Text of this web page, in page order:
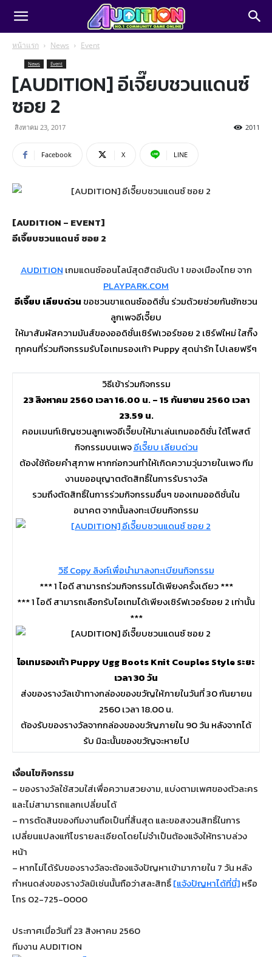
หน้าแรก News Event
News Event
[AUDITION] อีเจี๊ยบชวนแดนซ์
ซอย 2
สิงหาคม 23, 2017 2011
Facebook X LINE
[AUDITION – EVENT]
อีเจี๊ยบชวนแดนซ์ ซอย 2
AUDITION เกมแดนซ์ออนไลน์สุดฮิตอันดับ 1 ของเมืองไทย จาก
PLAYPARK.COM
อีเจี๊ยบ เลียบด่วนขอชวนขาแดนซ์ออดิชั่น ร่วมด้วยช่วยกันชักชวน
ลูกเพจอีเจี๊ยบ
ให้มาสัมผัสความมันส์ของออดิชั่นเซิร์ฟเวอร์ซอย 2 เซิร์ฟใหม่ ใสกิ๊ง
ทุกคนที่ร่วมกิจกรรมรับไอเทมรองเท้า Puppy สุดน่ารัก ไปเลยฟรีๆ
วิธีเข้าร่วมกิจกรรม
23 สิงหาคม 2560 เวลา 16.00 น. – 15 กันยายน 2560 เวลา
23.59 น.
คอมเมนท์เชิญชวนลูกเพจอีเจี๊ยบให้มาเล่นเกมออดิชั่น ใต้โพสต์
กิจกรรมบนเพจอีเจี๊ยบ เลียบด่วน
ต้องใช้ถ้อยคำสุภาพ หากก่อกวนทำให้เกิดความวุ่นวายในเพจ ทีม
งานขออนุญาตตัดสิทธิ์ในการรับรางวัล
รวมถึงตัดสิทธิ์ในการร่วมกิจกรรมอื่นๆ ของเกมออดิชั่นใน
อนาคต จากนั้นลงทะเบียนกิจกรรม
วิธี Copy ลิงค์เพื่อนำมาลงทะเบียนกิจกรรม
*** 1 ไอดี สามารถร่วมกิจกรรมได้เพียงครั้งเดียว ***
*** 1 ไอดี สามารถเลือกรับไอเทมได้เพียงเซิร์ฟเวอร์ซอย 2 เท่านั้น
***
ไอเทมรองเท้า Puppy Ugg Boots Knit Couples Style ระยะ
เวลา 30 วัน
ส่งของรางวัลเข้าทางกล่องของขวัญให้ภายในวันที่ 30 กันยายน
2560 เวลา 18.00 น.
ต้องรับของรางวัลจากกล่องของขวัญภายใน 90 วัน หลังจากได้
รับ มิฉะนั้นของขวัญจะหายไป
เงื่อนไขกิจกรรม
– ของรางวัลใช้สวมใส่เพื่อความสวยงาม, แบ่งตามเพศของตัวละคร
และไม่สามารถแลกเปลี่ยนได้
– การตัดสินของทีมงานถือเป็นที่สิ้นสุด และขอสงวนสิทธิ์ในการ
เปลี่ยนแปลงแก้ไขรายละเอียดโดยไม่จำเป็นต้องแจ้งให้ทราบล่วง
หน้า
– หากไม่ได้รับของรางวัลจะต้องแจ้งปัญหาเข้ามาภายใน 7 วัน หลัง
กำหนดส่งของรางวัลมิเช่นนั้นถือว่าสละสิทธิ์[แจ้งปัญหาได้ที่นี่]หรือ
โทร 02-725-0000
ประกาศเมื่อวันที่ 23 สิงหาคม 2560
ทีมงาน AUDITION